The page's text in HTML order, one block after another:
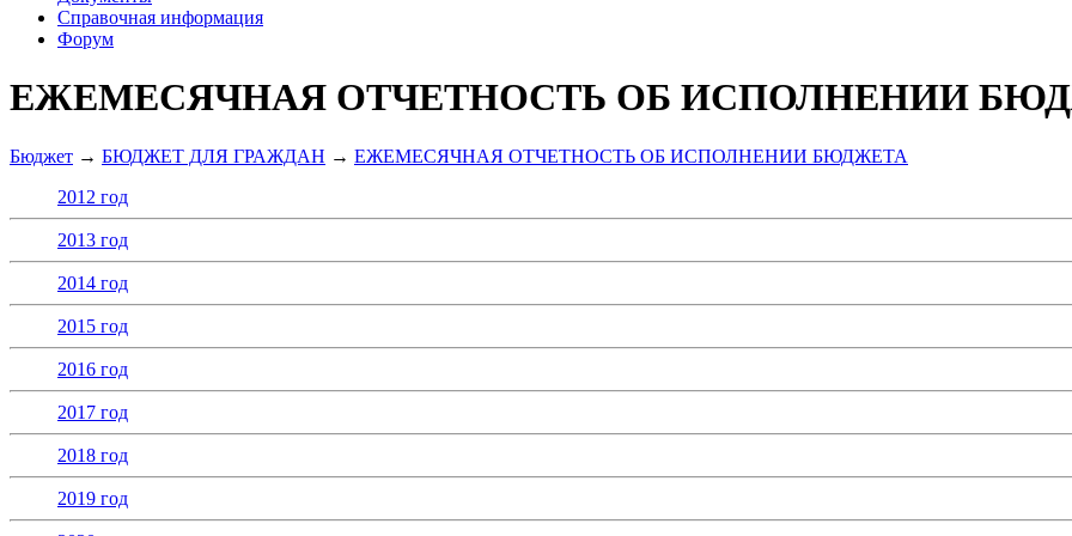
Справочная информация
Форум
ЕЖЕМЕСЯЧНАЯ ОТЧЕТНОСТЬ ОБ ИСПОЛНЕНИИ
Бюджет → БЮДЖЕТ ДЛЯ ГРАЖДАН → ЕЖЕМЕСЯЧНАЯ ОТЧЕТНОСТЬ ОБ ИСПОЛНЕНИИ БЮДЖЕТА
2012 год
2013 год
2014 год
2015 год
2016 год
2017 год
2018 год
2019 год